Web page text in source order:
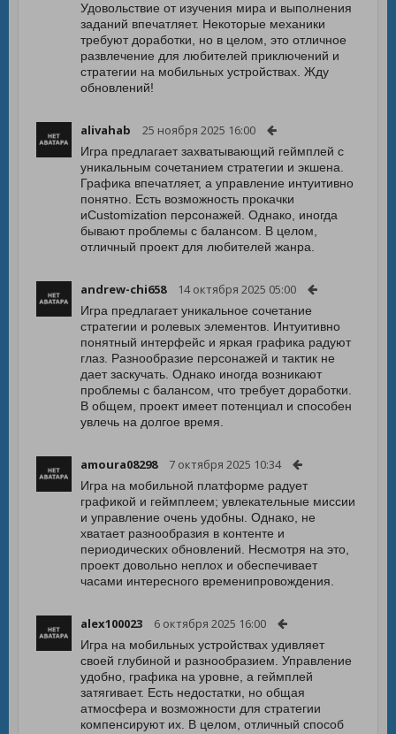
Удовольствие от изучения мира и выполнения
заданий впечатляет. Некоторые механики
требуют доработки, но в целом, это отличное
развлечение для любителей приключений и
стратегии на мобильных устройствах. Жду
обновлений!
alivahab 25 ноября 2025 16:00
Игра предлагает захватывающий геймплей с
уникальным сочетанием стратегии и экшена.
Графика впечатляет, а управление интуитивно
понятно. Есть возможность прокачки
иCustomization персонажей. Однако, иногда
бывают проблемы с балансом. В целом,
отличный проект для любителей жанра.
andrew-chi658 14 октября 2025 05:00
Игра предлагает уникальное сочетание
стратегии и ролевых элементов. Интуитивно
понятный интерфейс и яркая графика радуют
глаз. Разнообразие персонажей и тактик не
дает заскучать. Однако иногда возникают
проблемы с балансом, что требует доработки.
В общем, проект имеет потенциал и способен
увлечь на долгое время.
amoura08298 7 октября 2025 10:34
Игра на мобильной платформе радует
графикой и геймплеем; увлекательные миссии
и управление очень удобны. Однако, не
хватает разнообразия в контенте и
периодических обновлений. Несмотря на это,
проект довольно неплох и обеспечивает
часами интересного временипровождения.
alex100023 6 октября 2025 16:00
Игра на мобильных устройствах удивляет
своей глубиной и разнообразием. Управление
удобно, графика на уровне, а геймплей
затягивает. Есть недостатки, но общая
атмосфера и возможности для стратегии
компенсируют их. В целом, отличный способ